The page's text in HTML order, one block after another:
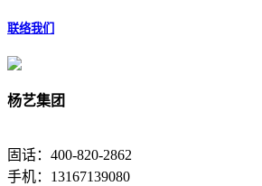
联络我们
杨艺集团
固话：400-820-2862
手机：13167139080